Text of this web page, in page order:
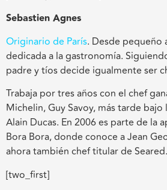
Sebastien Agnes
Originario de París. Desde pequeño
dedicada a la gastronomía.
padre y tíos decide igualmente ser
Trabaja por tres años con el chef
Michelin, Guy Savoy, más tarde
Alain Ducas. En 2006 es parte de la
Bora Bora, donde conoce a Jean
ahora también chef titular de Seared.
[two_first]